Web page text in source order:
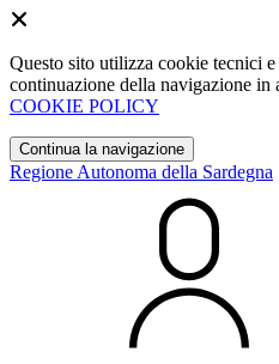
Questo sito utilizza cookie tecnici
continuazione della navigazione in
COOKIE POLICY
Continua la navigazione
Regione Autonoma della Sardegna